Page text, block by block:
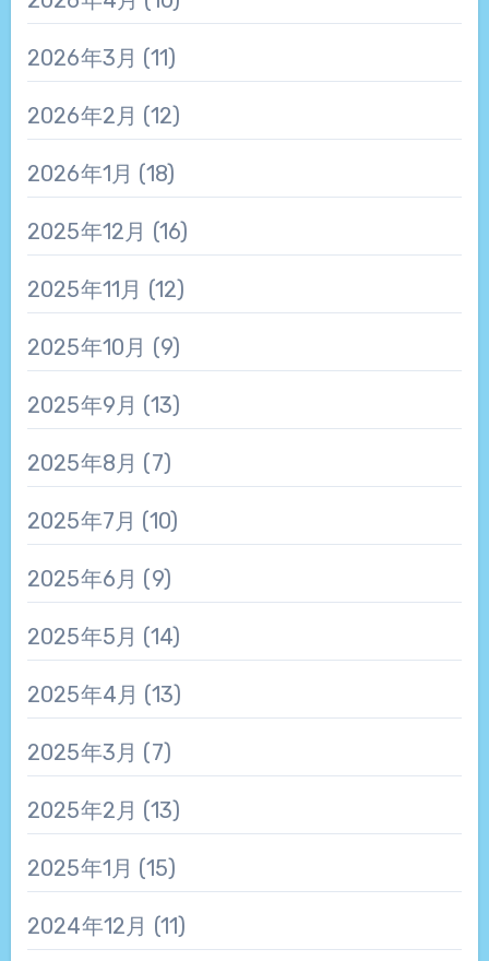
2026年3月 (11)
2026年2月 (12)
2026年1月 (18)
2025年12月 (16)
2025年11月 (12)
2025年10月 (9)
2025年9月 (13)
2025年8月 (7)
2025年7月 (10)
2025年6月 (9)
2025年5月 (14)
2025年4月 (13)
2025年3月 (7)
2025年2月 (13)
2025年1月 (15)
2024年12月 (11)